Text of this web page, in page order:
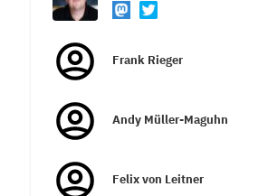
Frank Rieger
Andy Müller-Maguhn
Felix von Leitner